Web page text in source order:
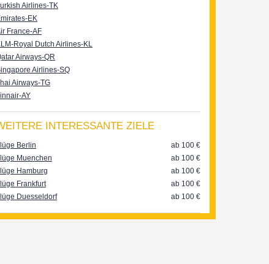
Airlines-TK
EK
France-AF
Royal Dutch Airlines-KL
Airways-QR
Airlines-SQ
Airways-TG
AY
INTERESSANTE ZIELE
Berlin ab 100 €
Muenchen
ab 100 €
Hamburg
ab 100 €
Frankfurt
ab 100 €
Duesseldorf
ab 100 €